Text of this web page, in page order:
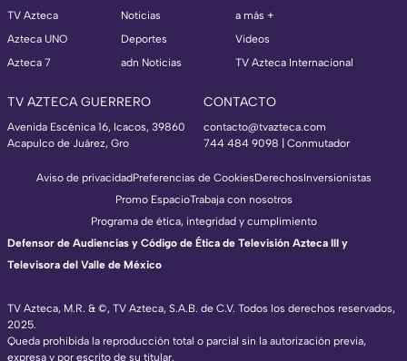
TV Azteca
Azteca UNO
Azteca 7
Noticias
Deportes
adn Noticias
a más +
Videos
TV Azteca Internacional
TV AZTECA GUERRERO
Avenida Escénica 16, Icacos, 39860
Acapulco de Juárez, Gro
CONTACTO
contacto@tvazteca.com
744 484 9098 | Conmutador
TV Azteca, M.R. & ©, TV Azteca, S.A.B. de C.V. Todos los derechos reservados,
2025.
Queda prohibida la reproducción total o parcial sin la autorización previa,
expresa y por escrito de su titular.
Aviso de privacidadPreferencias de CookiesDerechosInversionistas
Promo EspacioTrabaja con nosotros
Programa de ética, integridad y cumplimiento
Defensor de Audiencias y Código de Ética de Televisión Azteca III y
Televisora del Valle de México